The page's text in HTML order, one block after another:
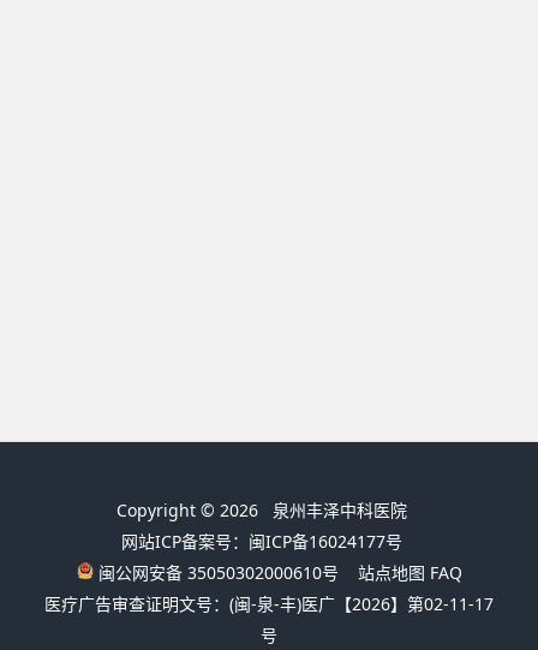
Copyright © 2026 泉州丰泽中科医院
网站ICP备案号：闽ICP备16024177号
闽公网安备 35050302000610号
站点地图 FAQ
医疗广告审查证明文号：(闽-泉-丰)医广【2026】第02-11-17
号